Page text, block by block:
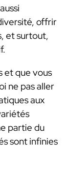
offrir
et surtout,
et que vous
ne pas aller
aux
partie du
sont infinies